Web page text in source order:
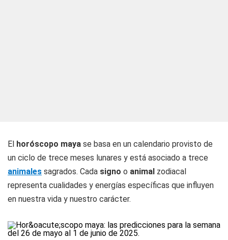
El horóscopo maya se basa en un calendario provisto de
un ciclo de trece meses lunares y está asociado a trece
animales sagrados. Cada signo o animal zodiacal
representa cualidades y energías específicas que influyen
en nuestra vida y nuestro carácter.